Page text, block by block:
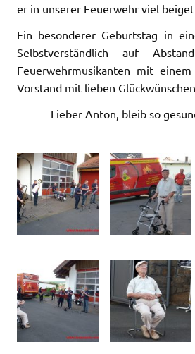
er in unserer Feuerwehr viel
Ein besonderer Geburtstag in
Selbstverständlich auf
Feuerwehrmusikanten mit
Vorstand mit lieben
Lieber Anton, bleib so